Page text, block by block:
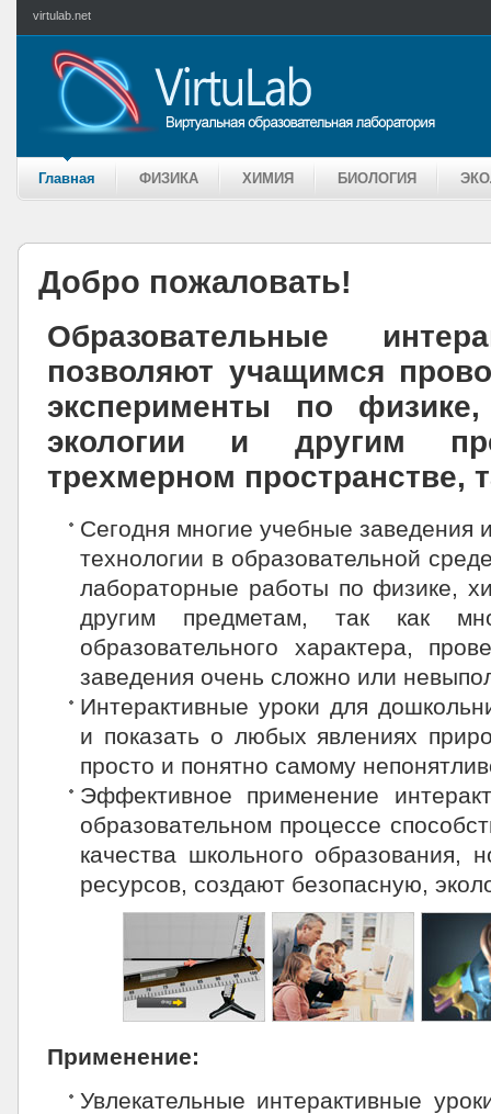
virtulab.net
Главная ФИЗИКА ХИМИЯ БИОЛОГИЯ
Добро пожаловать!
Образовательные
позволяют учащимся
эксперименты по
экологии и другим
трехмерном пространстве,
Сегодня многие учебные заведения
технологии в образовательной
лабораторные работы по физике,
другим предметам, так как
образовательного характера,
заведения очень сложно или
Интерактивные уроки для
и показать о любых явлениях
просто и понятно самому
Эффективное применение
образовательном процессе
качества школьного образования,
ресурсов, создают безопасную,
Применение:
Увлекательные интерактивные